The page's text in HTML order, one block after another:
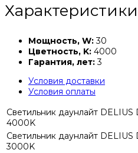
Характеристики
Мощность, W:30
Цветность, K: 4000
Гарантия, лет:3
Условия доставки
Условия оплаты
Светильник даунлайт DELIUS
4000K
Светильник даунлайт DELIUS
3000K